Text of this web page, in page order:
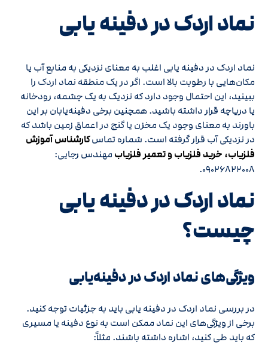
نماد اردک در دفینه‌ یابی
نماد اردک در دفینه یابی اغلب به معنای نزدیکی به منابع آب یا
مکان‌هایی با رطوبت بالا است. اگر در یک منطقه نماد اردک را
ببینید، این احتمال وجود دارد که نزدیک به یک چشمه، رودخانه
یا دریاچه قرار داشته باشید. همچنین برخی دفینه‌یابان بر این
باورند به معنای وجود یک مخزن یا گنج در اعماق زمین باشد که
در نزدیکی آب قرار گرفته است. شماره تماسکارشناس آموزش
فلزیاب، خرید فلزیاب و تعمیر فلزیاب مهندس رجایی:
۰۹۰۲۶۸۲۲۰۰۸.
نماد اردک در دفینه یابی
چیست؟
ویژگی‌های نماد اردک در دفینه‌یابی
در بررسی نماد اردک در دفینه یابی باید به جزئیات توجه کنید.
برخی از ویژگی‌های این نماد ممکن است به نوع دفینه یا مسیری
که باید طی کنید، اشاره داشته باشند. مثلاً: